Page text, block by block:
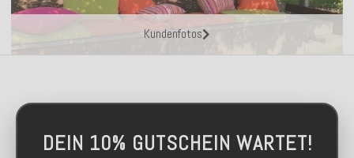
Kundenfotos
DEIN 10% GUTSCHEIN WARTET!